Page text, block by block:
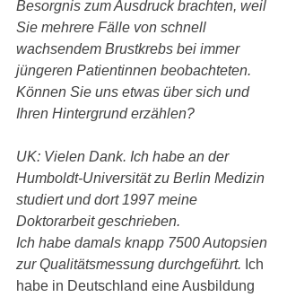
Besorgnis zum Ausdruck brachten, weil
Sie mehrere Fälle von schnell
wachsendem Brustkrebs bei immer
jüngeren Patientinnen beobachteten.
Können Sie uns etwas über sich und
Ihren Hintergrund erzählen?
UK: Vielen Dank. Ich habe an der
Humboldt-Universität zu Berlin Medizin
studiert und dort 1997 meine
Doktorarbeit geschrieben.
Ich habe damals knapp 7500 Autopsien
zur Qualitätsmessung durchgeführt. Ich
habe in Deutschland eine Ausbildung